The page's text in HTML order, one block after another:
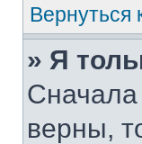
Вернуться
» Я
Сначала
верны,